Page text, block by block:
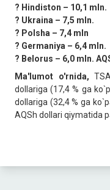
? Hindiston – 10,1 mln.
? Ukraina – 7,5 mln.
? Polsha – 7,4 mln
? Germaniya – 6,4 mln.
? Belorus – 6,0 mln.
Ma'lumot o'rnida,
dollariga (17,4 % ga
dollariga (32,4 % ga
AQSh dollari qiymatida